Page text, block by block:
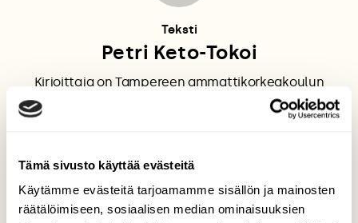
Tämä sivusto käyttää evästeitä
Käytämme evästeitä tarjoamamme sisällön ja mainosten
räätälöimiseen, sosiaalisen median ominaisuuksien
Teksti
Petri Keto-Tokoi
Kirjoittaja on Tampereen ammattikorkeakoulun
metsäekologian lehtori ja Suomalainen aarnio­metsä
-kirjan (Maahenki 2010) toinen tekijä.
5 MYYTTIÄ LUONNONMETSISTÄ